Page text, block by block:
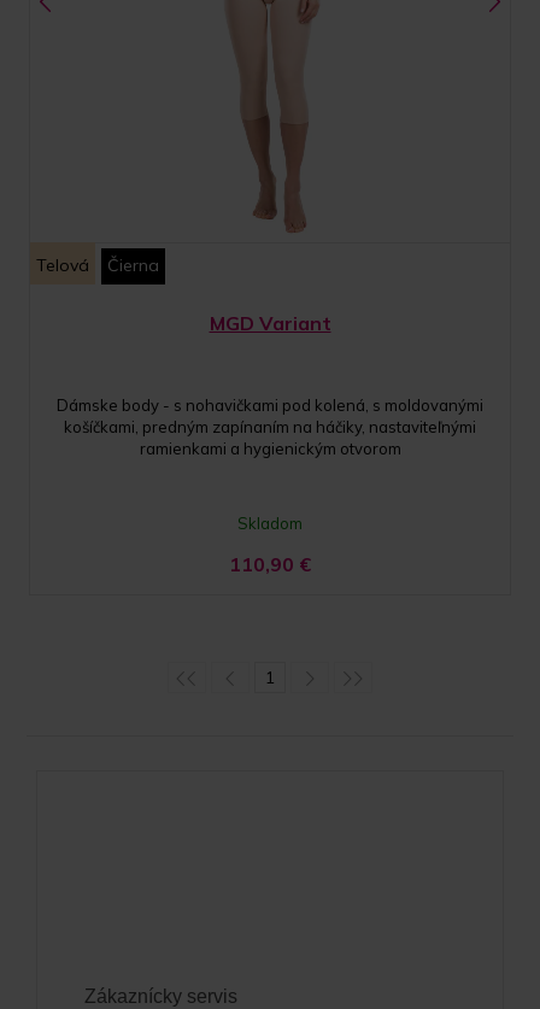
Telová Čierna
MGD Variant
Dámske body - s nohavičkami pod kolená, s moldovanými
košíčkami, predným zapínaním na háčiky, nastaviteľnými
ramienkami a hygienickým otvorom
Skladom
110,90 €
1
Zákaznícky servis